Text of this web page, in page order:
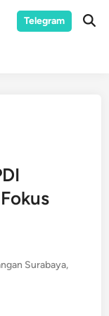
Telegram
Surabaya,